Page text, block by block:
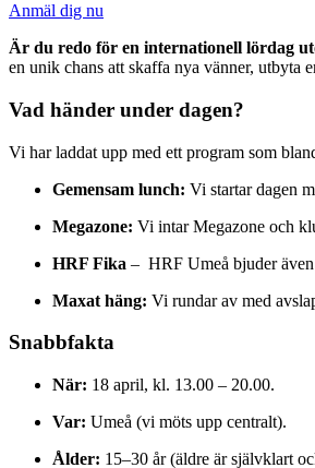
Anmäl dig nu
Är du redo för en internationell lördag
en unik chans att skaffa nya vänner, utbyta
Vad händer under dagen?
Vi har laddat upp med ett program som
Gemensam lunch: Vi startar dagen
Megazone: Vi intar Megazone och
HRF Fika – HRF Umeå bjuder
Maxat häng: Vi rundar av med
Snabbfakta
När: 18 april, kl. 13.00 – 20.00.
Var: Umeå (vi möts upp centralt).
Ålder: 15–30 år (äldre är självklart